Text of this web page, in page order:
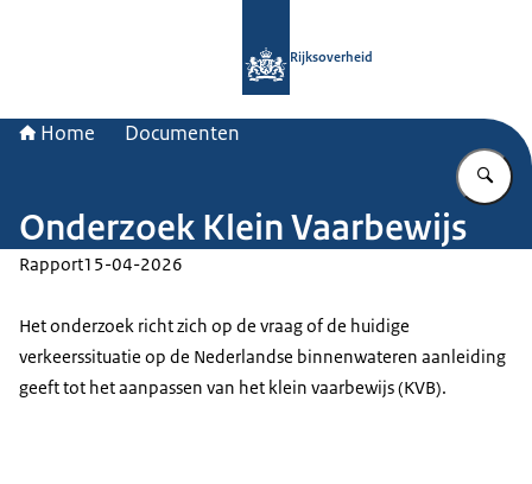
Rijksoverheid
Home Documenten
Onderzoek Klein Vaarbewijs
Rapport15-04-2026
Het onderzoek richt zich op de vraag of de huidige
verkeerssituatie op de Nederlandse binnenwateren aanleiding
geeft tot het aanpassen van het klein vaarbewijs (KVB).